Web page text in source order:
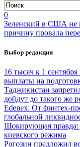
0
Зеленский в США не
причину провала
Выбор редакции
16 тысяч к 1
выплаты на
Таджикистан
дойдут до такого же
Edenex: От финтех-
глобальной
Шокирующая
киевского режима
Рогозин предложил